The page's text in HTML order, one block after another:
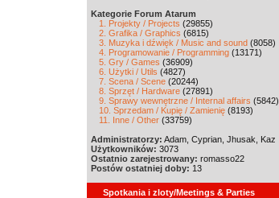
Kategorie Forum Atarum
1. Projekty / Projects (29855)
2. Grafika / Graphics (6815)
3. Muzyka i dźwięk / Music and sound (8058)
4. Programowanie / Programming (13171)
5. Gry / Games (36909)
6. Użytki / Utils (4827)
7. Scena / Scene (20244)
8. Sprzęt / Hardware (27891)
9. Sprawy wewnętrzne / Internal affairs (5842)
10. Sprzedam / Kupię / Zamienię (8193)
11. Inne / Other (33759)
Administratorzy: Adam, Cyprian, Jhusak, Kaz
Użytkowników: 3073
Ostatnio zarejestrowany: romasso22
Postów ostatniej doby: 13
Spotkania i zloty/Meetings & Parties